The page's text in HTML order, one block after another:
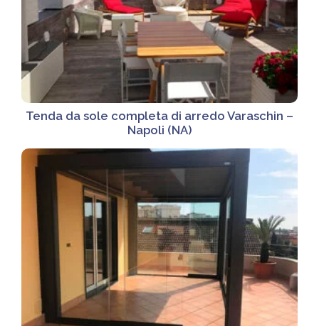
Tenda da sole completa di arredo Varaschin –
Napoli (NA)